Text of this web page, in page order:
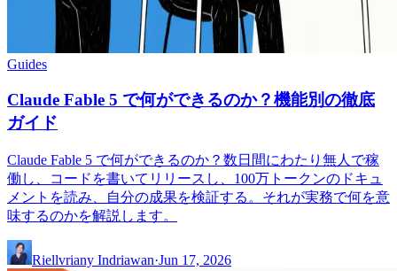
Guides
Claude Fable 5 で何ができるのか？機能別の徹底
ガイド
Claude Fable 5 で何ができるのか？数日間にわたり無人で稼
働し、コードを書いてリリースし、100万トークンのドキュ
メントを読み、自分の成果を検証する。それが実務で何を意
味するのかを解説します。
Riellvriany Indriawan·Jun 17, 2026